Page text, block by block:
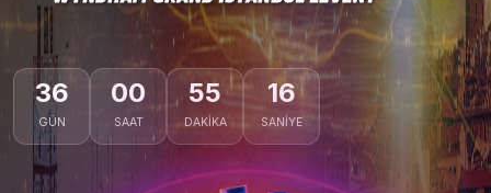
36
GÜN
00
SAAT
55
DAKIKA
15
SANIYE